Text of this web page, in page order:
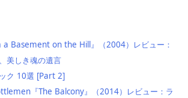
Basement on the Hill』（2004）レビュー：
美しき魂の遺言
ク 10選 [Part 2]
『The Balcony』（2014）レビュー：ラ